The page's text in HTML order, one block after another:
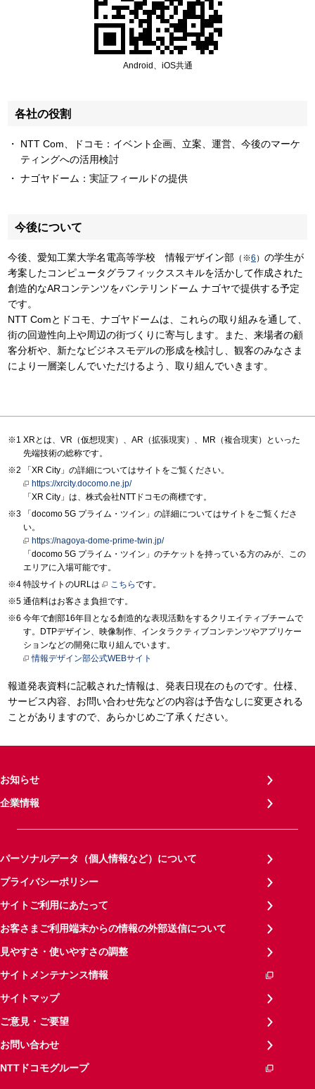
Android、iOS共通
各社の役割
NTT Com、ドコモ：イベント企画、立案、運営、今後のマーケ
ティングへの活用検討
ナゴヤドーム：実証フィールドの提供
今後について
今後、愛知工業大学名電高等学校 情報デザイン部 （※6 ） の学生が
考案したコンピュータグラフィックススキルを活かして作成された
創造的なARコンテンツをバンテリンドーム ナゴヤで提供する予定
です。
NTT Comとドコモ、ナゴヤドームは、これらの取り組みを通して、
街の回遊性向上や周辺の街づくりに寄与します。また、来場者の顧
客分析や、新たなビジネスモデルの形成を検討し、観客のみなさま
により一層楽しんでいただけるよう、取り組んでいきます。
XRとは、VR（仮想現実）、AR（拡張現実）、MR（複合現実）といった
先端技術の総称です。
「XR City」の詳細についてはサイトをご覧ください。
https://xrcity.docomo.ne.jp/
「XR City」は、株式会社NTTドコモの商標です。
「docomo 5G プライム・ツイン」の詳細についてはサイトをご覧くださ
い。
https://nagoya-dome-prime-twin.jp/
「docomo 5G プライム・ツイン」のチケットを持っている方のみが、この
エリアに入場可能です。
特設サイトのURLは
こちらです。
通信料はお客さま負担です。
今年で創部16年目となる創造的な表現活動をするクリエイティブチームで
す。DTPデザイン、映像制作、インタラクティブコンテンツやアプリケー
ションなどの開発に取り組んでいます。
情報デザイン部公式WEBサイト
報道発表資料に記載された情報は、発表日現在のものです。仕様、
サービス内容、お問い合わせ先などの内容は予告なしに変更される
ことがありますので、あらかじめご了承ください。
お知らせ
企業情報
パーソナルデータ（個人情報など）について
プライバシーポリシー
サイトご利用にあたって
お客さまご利用端末からの情報の外部送信について
見やすさ・使いやすさの調整
サイトメンテナンス情報
サイトマップ
ご意見・ご要望
お問い合わせ
NTTドコモグループ